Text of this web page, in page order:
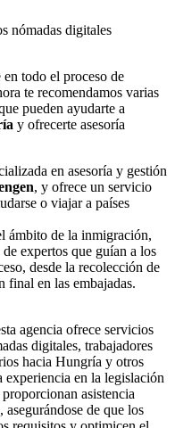
nómadas digitales
todo el proceso de
te recomendamos varias
pueden ayudarte a
y ofrecerte asesoría
en asesoría y gestión
, y ofrece un servicio
o viajar a países
ámbito de la inmigración,
expertos que guían a los
desde la recolección de
final en las embajadas.
agencia ofrece servicios
digitales, trabajadores
hacia Hungría y otros
experiencia en la legislación
asistencia
asegurándose de que los